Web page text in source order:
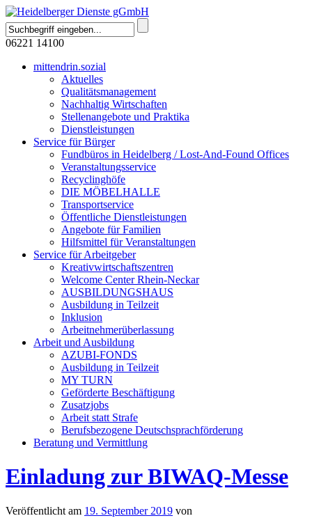
06221 14100
mittendrin.sozial
Aktuelles
Qualitätsmanagement
Nachhaltig Wirtschaften
Stellenangebote und Praktika
Dienstleistungen
Service für Bürger
Fundbüros in Heidelberg / Lost-And-Found Offices
Veranstaltungsservice
Recyclinghöfe
DIE MÖBELHALLE
Transportservice
Öffentliche Dienstleistungen
Angebote für Familien
Hilfsmittel für Veranstaltungen
Service für Arbeitgeber
Kreativwirtschaftszentren
Welcome Center Rhein-Neckar
AUSBILDUNGSHAUS
Ausbildung in Teilzeit
Inklusion
Arbeitnehmerüberlassung
Arbeit und Ausbildung
AZUBI-FONDS
Ausbildung in Teilzeit
MY TURN
Geförderte Beschäftigung
Zusatzjobs
Arbeit statt Strafe
Berufsbezogene Deutschsprachförderung
Beratung und Vermittlung
Einladung zur BIWAQ-Messe
Veröffentlicht am 19. September 2019 von